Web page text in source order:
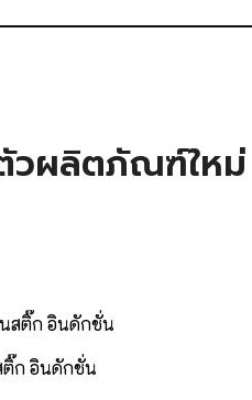
วผลิตภัณฑ์ใ
ติ๊ก อินดักชั่น